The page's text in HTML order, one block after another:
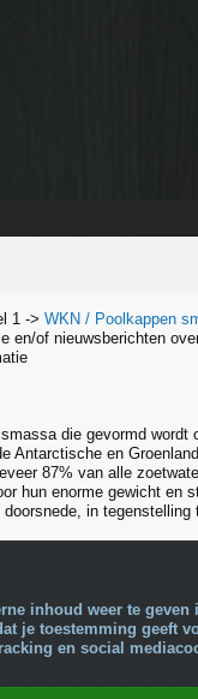
1 -> WKN / Poolkappen
en/of nieuwsberichten
die gevormd
Antarctische en
87% van alle
hun enorme gewicht en
doorsnede, in
inhoud weer te geven
je toestemming geeft
en social